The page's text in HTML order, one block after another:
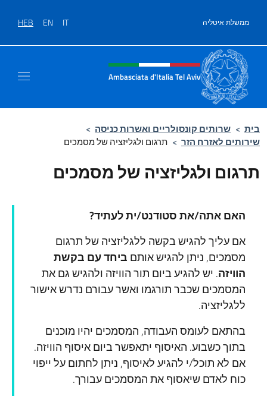
ממשלת איטליה IT
EN
HEB
Site header, social and menu
Ambasciata d'Italia Tel Aviv
בית > שרותים קונסולריים ואשרות כניסה >
שירותים לאזרח הזר > תרגום ולגליזציה של מסמכים
תרגום ולגליזציה של מסמכים
האם אתה/את סטודנט/ית לעתיד?
אם עליך להגיש בקשה ללגליזציה של תרגום
מסמכים, ניתן להגיש אותם ביחד עם בקשת
הוויזה. יש להגיע ביום תור הוויזה ולהגיש גם את
המסמכים שכבר תורגמו ואשר עבורם נדרש אישור
ללגליזציה.
בהתאם לעומס העבודה, המסמכים יהיו מוכנים
בתוך כשבוע. האיסוף יתאפשר ביום איסוף הוויזה.
אם לא תוכל/י להגיע לאיסוף, ניתן לחתום על ייפוי
כוח לאדם שיאסוף את המסמכים עבורך.